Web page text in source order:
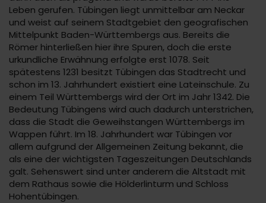
Leben gerufen. Tübingen liegt unmittelbar am Neckar
und weist auf seinem Stadtgebiet den geografischen
Mittelpunkt Baden-Württembergs aus. Bereits die
Römer hinterließen hier ihre Spuren, doch die erste
urkundliche Erwähnung erfolgte erst 1078. Seit
spätestens 1231 besitzt Tübingen das Stadtrecht und
schon im 13. Jahrhundert existiert eine Lateinschule. Zu
einem Teil Württembergs wird der Ort im Jahr 1342. Die
Bedeutung Tübingens wird auch dadurch unterstrichen,
dass die Stadt die Geweihstangen Württembergs im
Wappen führt. Im 18. Jahrhundert war Tübingen vor
allem aufgrund der Allgemeinen Zeitung bekannt, die
als eine der wichtigsten Tageszeitungen Deutschlands
galt. Sehenswert sind unter anderem die Altstadt mit
dem Rathaus sowie die Hölderlinturm und Schloss
Hohentübingen.